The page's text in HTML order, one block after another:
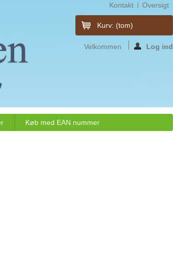
Kontakt Oversigt
Kurv: (tom)
Velkommen Log ind
Køb med EAN nummer